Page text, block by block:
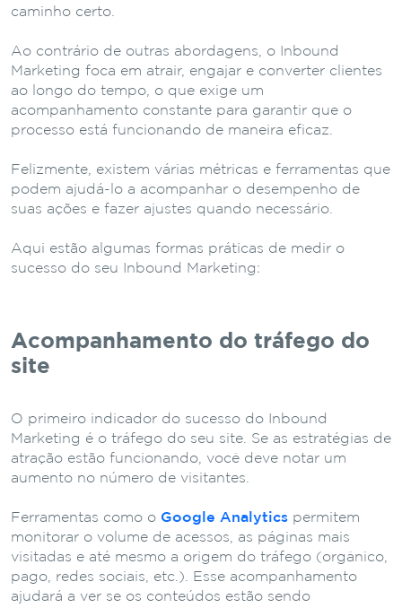
caminho certo.
Ao contrário de outras abordagens, o Inbound
Marketing foca em atrair, engajar e converter clientes
ao longo do tempo, o que exige um
acompanhamento constante para garantir que o
processo está funcionando de maneira eficaz.
Felizmente, existem várias métricas e ferramentas que
podem ajudá-lo a acompanhar o desempenho de
suas ações e fazer ajustes quando necessário.
Aqui estão algumas formas práticas de medir o
sucesso do seu Inbound Marketing:
Acompanhamento do tráfego do
site
O primeiro indicador do sucesso do Inbound
Marketing é o tráfego do seu site. Se as estratégias de
atração estão funcionando, você deve notar um
aumento no número de visitantes.
Ferramentas como o Google Analytics permitem
monitorar o volume de acessos, as páginas mais
visitadas e até mesmo a origem do tráfego (orgânico,
pago, redes sociais, etc.). Esse acompanhamento
ajudará a ver se os conteúdos estão sendo